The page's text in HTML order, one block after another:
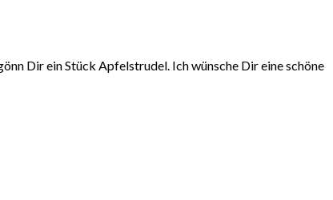
Dir ein Stück Apfelstrudel. Ich wünsche Dir eine schöne